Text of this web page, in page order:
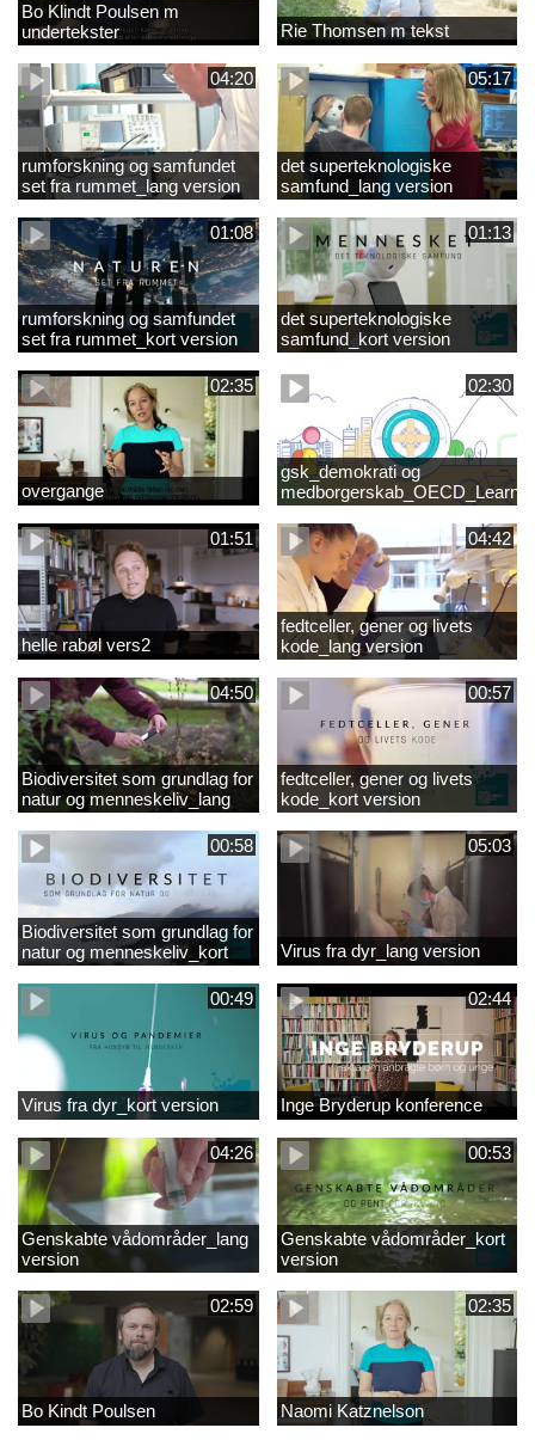
Bo Klindt Poulsen m
undertekster
Rie Thomsen m tekst
04:20
rumforskning og samfundet
set fra rummet_lang version
05:17
det superteknologiske
samfund_lang version
01:08
rumforskning og samfundet
set fra rummet_kort version
01:13
det superteknologiske
samfund_kort version
02:35
overgange
02:30
gsk_demokrati og
Compass 2030
01:51
helle rabøl vers2
04:42
fedtceller, gener og livets
kode_lang version
04:50
Biodiversitet som grundlag for
natur og menneskeliv_lang
version
00:57
fedtceller, gener og livets
kode_kort version
00:58
Biodiversitet som grundlag for
natur og menneskeliv_kort
version
05:03
Virus fra dyr_lang version
00:49
Virus fra dyr_kort version
02:44
Inge Bryderup konference
04:26
Genskabte vådområder_lang
version
00:53
Genskabte vådområder_kort
version
02:59
Bo Kindt Poulsen
02:35
Naomi Katznelson